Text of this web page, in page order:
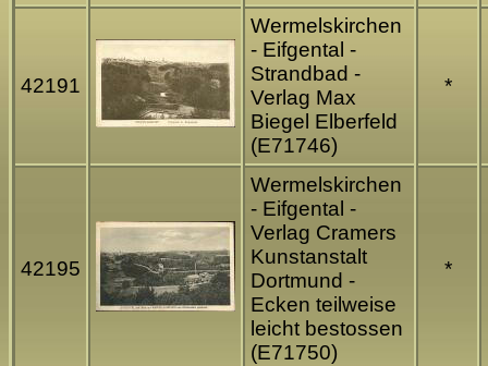
42191
Wermelskirchen
- Eifgental -
Strandbad -
Verlag Max
Biegel Elberfeld
(E71746)
*
42195
Wermelskirchen
- Eifgental -
Verlag Cramers
Kunstanstalt
Dortmund -
Ecken teilweise
leicht bestossen
(E71750)
*